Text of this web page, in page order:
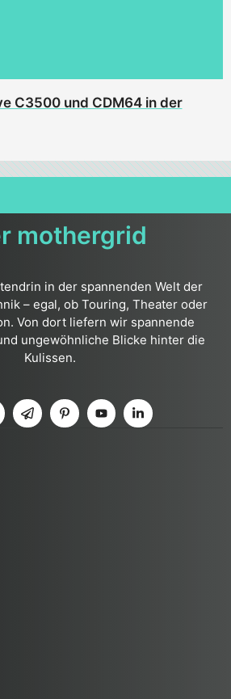
C3500 und CDM64 in der
mothergrid
in der spannenden Welt der
– egal, ob Touring, Theater oder
Von dort liefern wir spannende
ungewöhnliche Blicke hinter die
Kulissen.